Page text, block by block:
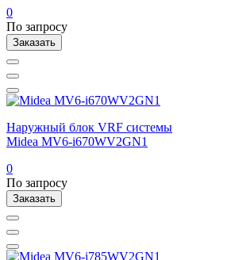
0
По запросу
Заказать
Наружный блок VRF системы
Midea MV6-i670WV2GN1
0
По запросу
Заказать